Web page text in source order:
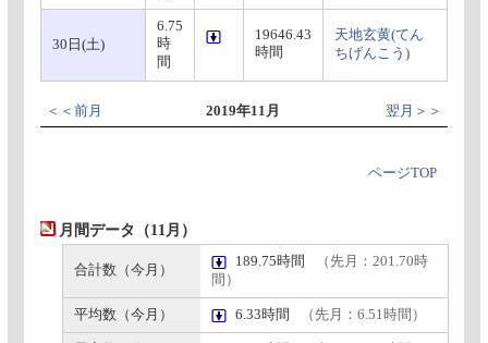
30日(土)
6.75
時
間
19646.43
時間
天地玄黄(てん
ちげんこう)
＜＜前月 2019年11月 翌月＞＞
ページTOP
月間データ（11月）
合計数（今月）
189.75時間
（先月：201.70時
間）
平均数（今月） 6.33時間 （先月：6.51時間）